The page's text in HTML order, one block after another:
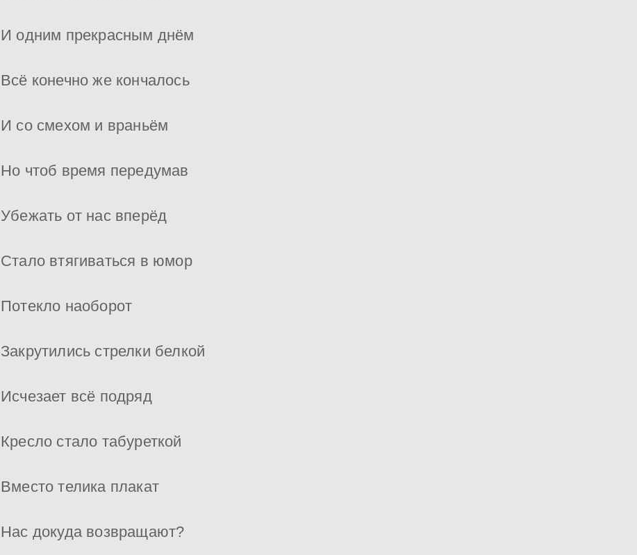
И одним прекрасным днём
Всё конечно же кончалось
И со смехом и враньём
Но чтоб время передумав
Убежать от нас вперёд
Стало втягиваться в юмор
Потекло наоборот
Закрутились стрелки белкой
Исчезает всё подряд
Кресло стало табуреткой
Вместо телика плакат
Нас докуда возвращают?